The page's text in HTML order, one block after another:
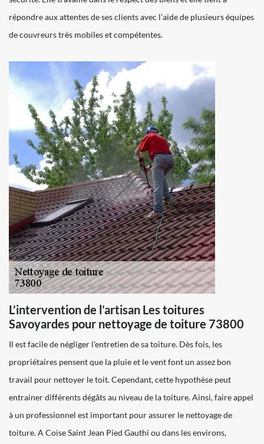
répondre aux attentes de ses clients avec l’aide de plusieurs équipes
de couvreurs très mobiles et compétentes.
L’intervention de l’artisan Les toitures
Savoyardes pour nettoyage de toiture 73800
Il est facile de négliger l’entretien de sa toiture. Dès fois, les
propriétaires pensent que la pluie et le vent font un assez bon
travail pour nettoyer le toit. Cependant, cette hypothèse peut
entrainer différents dégâts au niveau de la toiture. Ainsi, faire appel
à un professionnel est important pour assurer le nettoyage de
toiture. A Coise Saint Jean Pied Gauthi ou dans les environs,